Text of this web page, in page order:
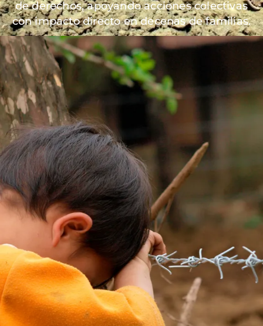
de derechos, apoyando acciones colectivas
con impacto directo en decenas de familias.